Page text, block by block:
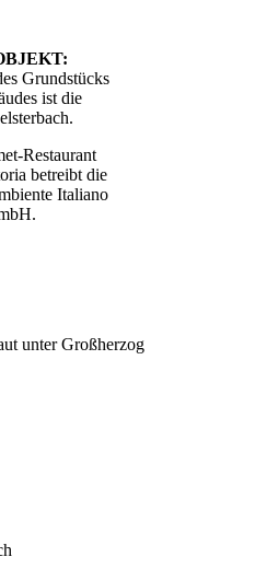
Grundstücks
ist die
Restaurant
betreibt die
Italiano
unter Großherzog